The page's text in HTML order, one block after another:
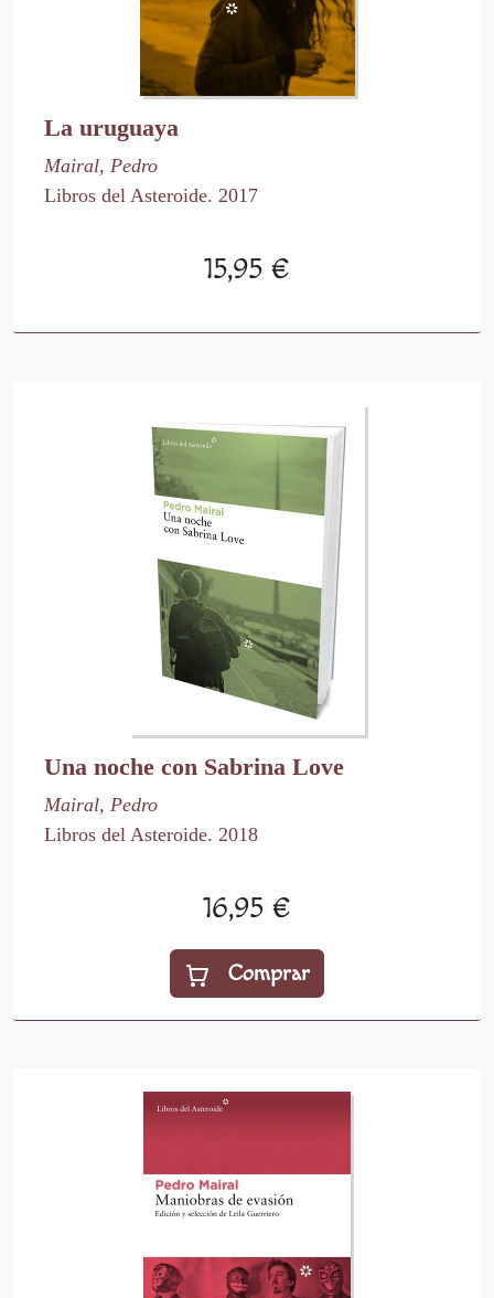
La uruguaya
Mairal, Pedro
Libros del Asteroide. 2017
15,95 €
Una noche con Sabrina Love
Mairal, Pedro
Libros del Asteroide. 2018
16,95 €
Comprar